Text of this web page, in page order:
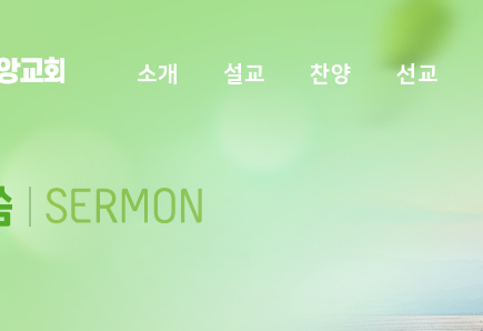
소개 설교 찬양 선교